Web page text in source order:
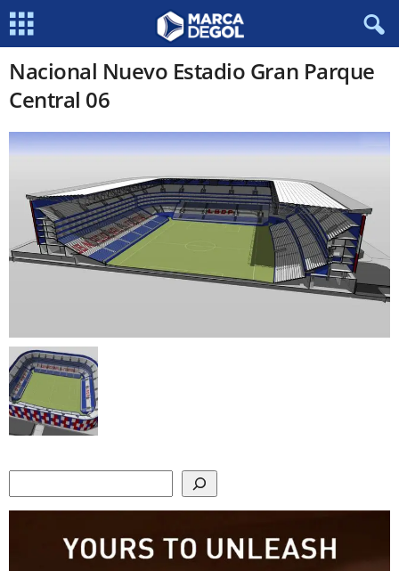
Nacional Nuevo Estadio Gran Parque
Central 06